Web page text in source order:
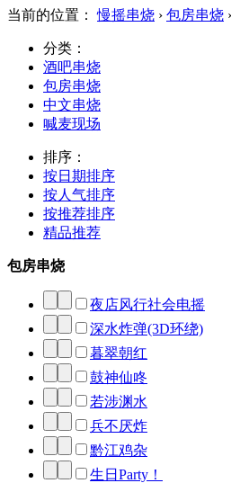
当前的位置： 慢摇串烧 › 包房串烧 ›
分类：
酒吧串烧
包房串烧
中文串烧
喊麦现场
排序：
按日期排序
按人气排序
按推荐排序
精品推荐
包房串烧
夜店风行社会电摇
深水炸弹(3D环绕)
暮翠朝红
鼓神仙咚
若涉渊水
兵不厌炸
黔江鸡杂
生日Party！